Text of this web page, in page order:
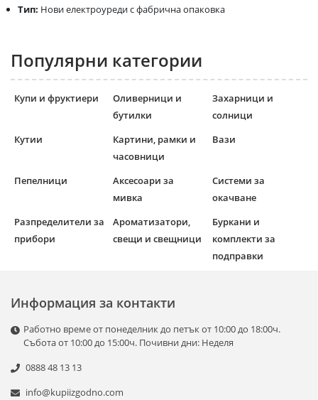
Тип: Нови електроуреди с фабрична опаковка
Популярни категории
Купи и фруктиери
Оливерници и
бутилки
Захарници и
солници
Кутии
Картини, рамки и
часовници
Вази
Пепелници
Аксесоари за
мивка
Системи за
окачване
Разпределители за
прибори
Ароматизатори,
свещи и свещници
Буркани и
комплекти за
подправки
Информация за контакти
Работно време от понеделник до петък от 10:00 до 18:00ч.
Събота от 10:00 до 15:00ч. Почивни дни: Неделя
0888 48 13 13
info@kupiizgodno.com